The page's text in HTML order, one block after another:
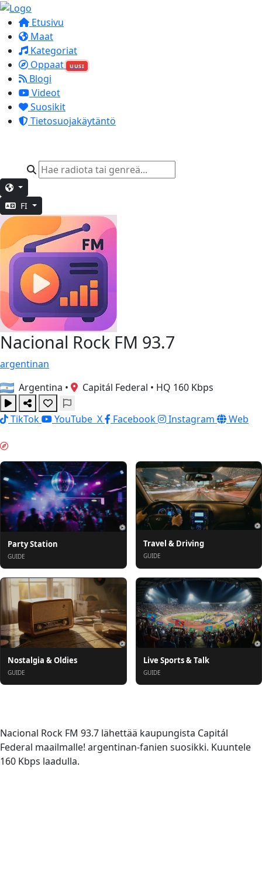
Etusivu
Maat
Kategoriat
Oppaat
UUSI
Blogi
Videot
Suosikit
Tietosuojakäytäntö
FI
Nacional Rock FM 93.7
argentinan
Argentina • Capitál Federal • HQ 160 Kbps
TikTok YouTube X Facebook Instagram Web
Party Station
GUIDE
Travel & Driving
GUIDE
Nostalgia & Oldies
GUIDE
Live Sports & Talk
GUIDE
Nacional Rock FM 93.7 lähettää kaupungista Capitál
Federal maailmalle! argentinan-fanien suosikki. Kuuntele
160 Kbps laadulla.